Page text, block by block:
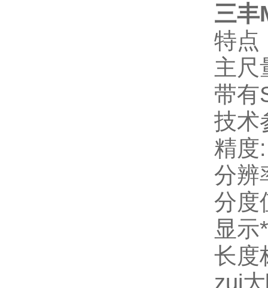
三丰
特点
主尺
带有
技术
精度
分辨
分度
显示
长度
zui